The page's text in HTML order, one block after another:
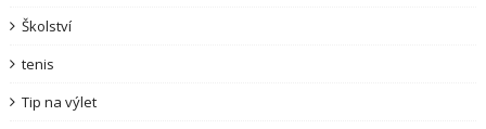
Školství
tenis
Tip na výlet